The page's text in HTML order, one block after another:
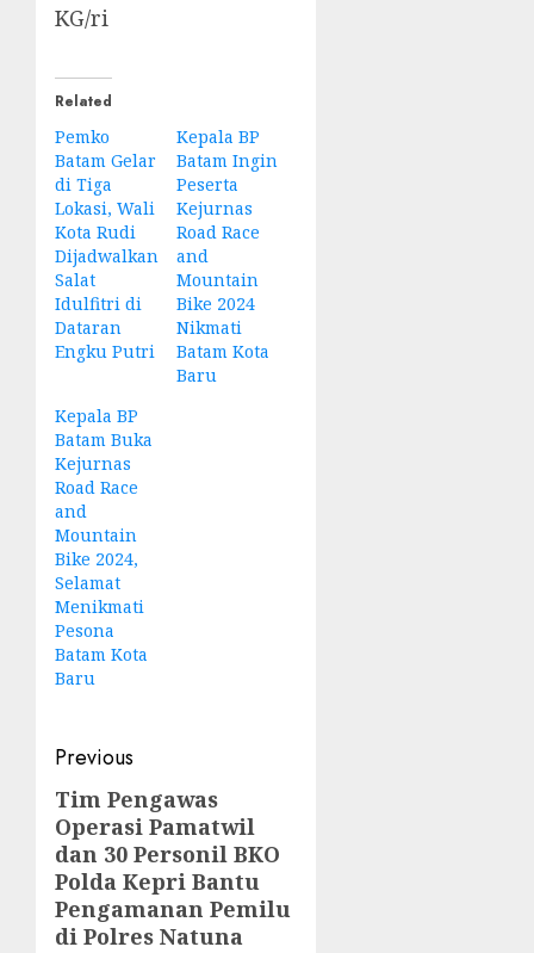
KG/ri
Related
Pemko
Batam Gelar
di Tiga
Lokasi, Wali
Kota Rudi
Dijadwalkan
Salat
Idulfitri di
Dataran
Engku Putri
Kepala BP
Batam Ingin
Peserta
Kejurnas
Road Race
and
Mountain
Bike 2024
Nikmati
Batam Kota
Baru
Kepala BP
Batam Buka
Kejurnas
Road Race
and
Mountain
Bike 2024,
Selamat
Menikmati
Pesona
Batam Kota
Baru
Post
navigation
Previous
Previous
post:
Tim Pengawas
Operasi Pamatwil
dan 30 Personil BKO
Polda Kepri Bantu
Pengamanan Pemilu
di Polres Natuna